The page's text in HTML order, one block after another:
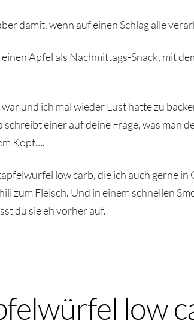
damit, wenn auf einen Schlag alle
einen Apfel als Nachmittags-Snack, mit
und ich mal wieder Lust hatte zu
schreibt einer auf deine Frage, was man
Kopf….
low carb, die ich auch gerne
zum Fleisch. Und in einem schnellen
du sie eh vorher auf.
low